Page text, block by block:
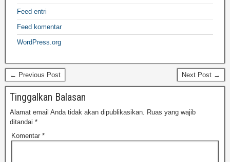
Feed entri
Feed komentar
WordPress.org
← Previous Post Next Post →
Tinggalkan Balasan
Alamat email Anda tidak akan dipublikasikan. Ruas yang wajib
ditandai *
Komentar *